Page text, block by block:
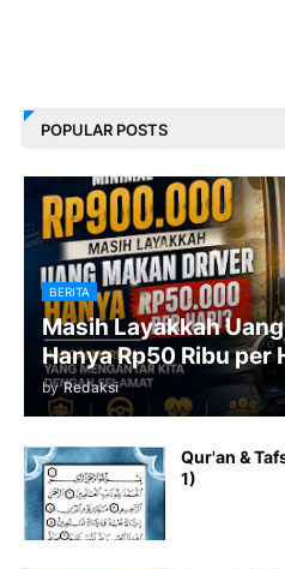
POPULAR POSTS
BERITA
Masih Layakkah
Hanya Rp50 Ribu per
by Redaksi
Qur'an &
1)